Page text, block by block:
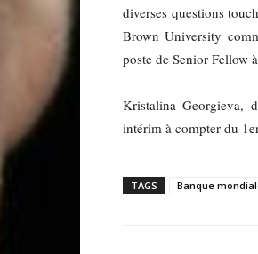
diverses questions
Brown University
poste de Senior Fellow
Kristalina Georgieva,
intérim à compter du
TAGS Banque